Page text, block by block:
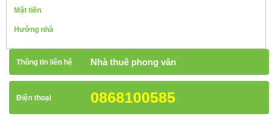
Mặt tiền
Hướng nhà
Thông tin liên hệ Nhà thuê phong vân
Điện thoại 0868100585